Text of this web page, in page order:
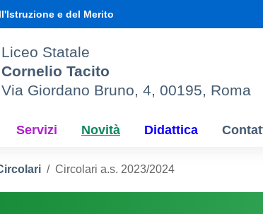
e del Merito
Liceo Statale
Cornelio Tacito
Via Giordano Bruno, 4, 00195, Roma
Servizi Novità Didattica
Circolari a.s. 2023/2024